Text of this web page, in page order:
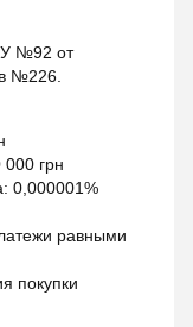
№92 от
№226.
грн
0,000001%
равными
покупки